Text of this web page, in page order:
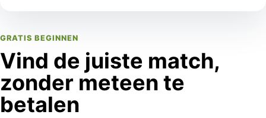
GRATIS BEGINNEN
Vind de juiste match,
zonder meteen te
betalen